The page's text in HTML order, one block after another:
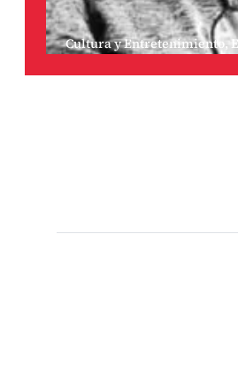
Cultura y Entretenimiento,